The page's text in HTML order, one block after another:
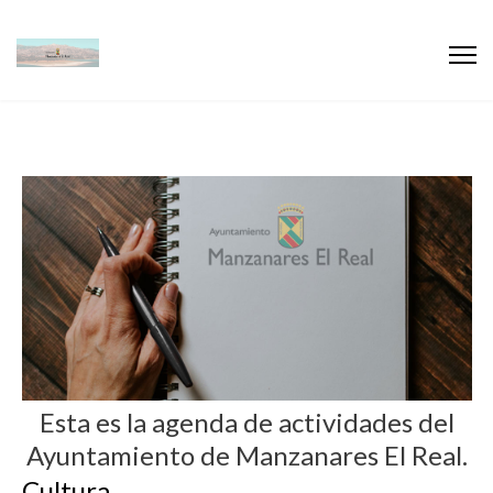
Esta es la agenda de actividades del
Ayuntamiento de Manzanares El Real.